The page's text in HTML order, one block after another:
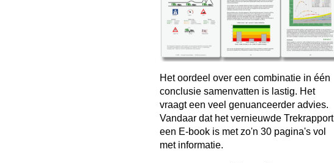
Het oordeel over een combinatie in één
conclusie samenvatten is lastig. Het
vraagt een veel genuanceerder advies.
Vandaar dat het vernieuwde Trekrapport
een E-book is met zo'n 30 pagina's vol
met informatie.